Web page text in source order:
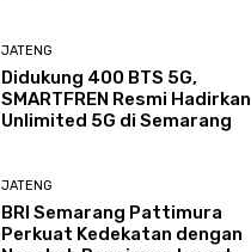
JATENG
Didukung 400 BTS 5G,
SMARTFREN Resmi Hadirkan
Unlimited 5G di Semarang
JATENG
BRI Semarang Pattimura
Perkuat Kedekatan dengan